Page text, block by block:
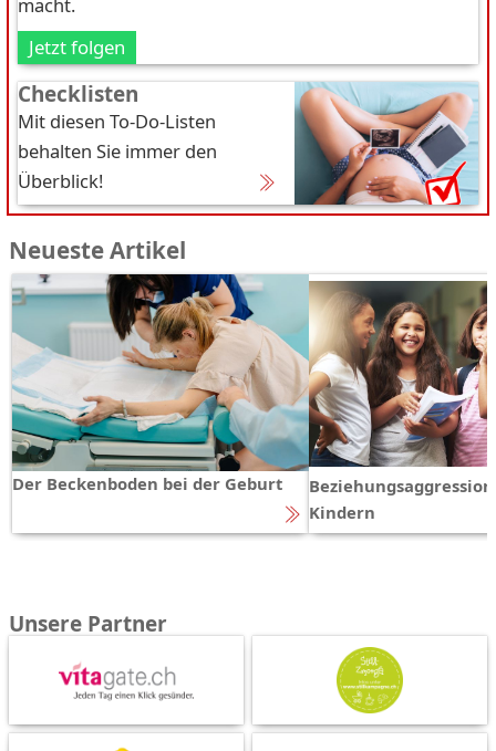
Jetzt folgen
Checklisten
Mit diesen To-Do-Listen
behalten Sie immer den
Überblick!
Neueste Artikel
Der Beckenboden bei der Geburt
Kindern
Unsere Partner